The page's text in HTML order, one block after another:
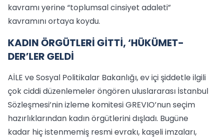
kavramı yerine “toplumsal cinsiyet adaleti”
kavramını ortaya koydu.
KADIN ÖRGÜTLERİ GİTTİ, ‘HÜKÜMET-
DER’LER GELDİ
AİLE ve Sosyal Politikalar Bakanlığı, ev içi şiddetle ilgili
çok ciddi düzenlemeler öngören uluslararası İstanbul
Sözleşmesi’nin izleme komitesi GREVIO’nun seçim
hazırlıklarından kadın örgütlerini dışladı. Bugüne
kadar hiç istenmemiş resmi evrakı, kaşeli imzaları,